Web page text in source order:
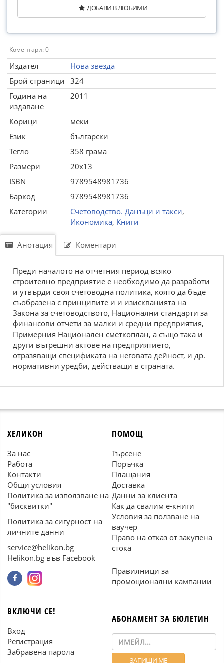
ДОБАВИ В ЛЮБИМИ
Коментари: 0
Издател
Нова звезда
Брой страници 324
Година на
издаване
2011
Корици
меки
Език
български
Тегло
358 грама
Размери
20x13
ISBN
9789548981736
Баркод
9789548981736
Категории
Счетоводство. Данъци и такси,
Икономика, Книги
Анотация Коментари
Преди началото на отчетния период всяко
строително предприятие е необходимо да разработи
и утвърди своя счетоводна политика, която да бъде
съобразена с принципите и и изискванията на
Закона за счетоводството, Национални стандарти за
финансови отчети за малки и средни предприятия,
Примерния Национален сметкоплан, а също така и
други вътрешни актове на предприятието,
отразяващи спецификата на неговата дейност, и др.
нормативни уредби, действащи в страната.
ХЕЛИКОН
За нас
Работа
Контакти
Общи условия
Политика за използване на
"бисквитки"
Политика за сигурност на
личните данни
service@helikon.bg
Helikon.bg във Facebook
ПОМОЩ
Търсене
Поръчка
Плащания
Доставка
Данни за клиента
Как да свалим е-книги
Условия за ползване на
ваучер
Право на отказ от закупена
стока
Правилници за
промоционални кампании
ВКЛЮЧИ СЕ!
Вход
Регистрация
Забравена парола
АБОНАМЕНТ ЗА БЮЛЕТИН